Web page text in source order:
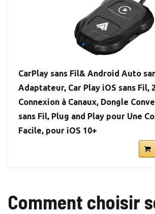
CarPlay sans Fil& Android Auto
Adaptateur, Car Play iOS sans Fil,
Connexion à Canaux, Dongle
sans Fil, Plug and Play pour Une
Facile, pour iOS 10+
Comment choisir